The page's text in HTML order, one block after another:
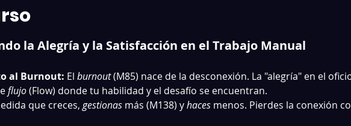
la Alegría y la Satisfacción en el Trabajo Manual
al Burnout: El burnout (M85) nace de la desconexión. La "alegría" en el
flujo (Flow) donde tu habilidad y el desafío se encuentran.
que creces, gestionas más (M138) y haces menos. Pierdes la conexión